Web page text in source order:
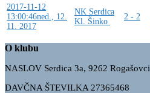
2017-11-12
13:00:46ned., 12.
11. 2017
NK Serdica
Kl. Šinko
2 - 2
O klubu
NASLOV Serdica 3a, 9262 Rogašovci
DAVČNA ŠTEVILKA 27365468